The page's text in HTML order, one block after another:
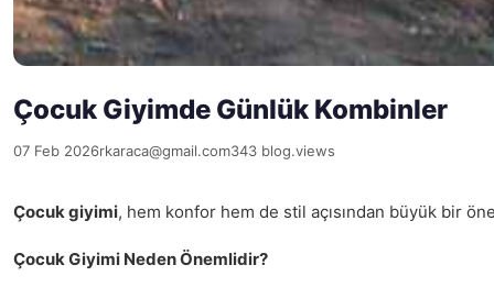
Çocuk Giyimde Günlük Kombinler
07 Feb 2026rkaraca@gmail.com343 blog.views
Çocuk giyimi, hem konfor hem de stil açısından büyük bir
Çocuk Giyimi Neden Önemlidir?